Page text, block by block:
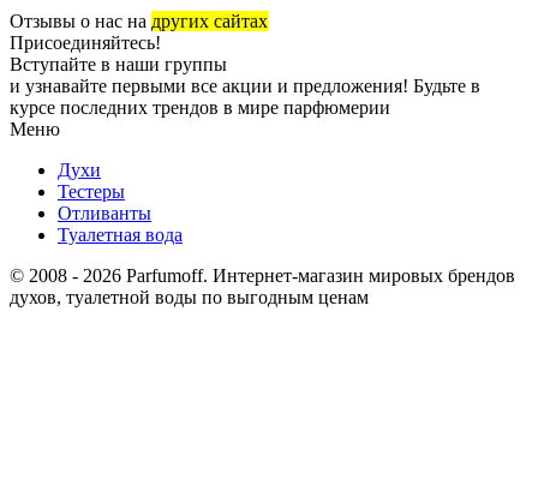
Отзывы о нас на других сайтах
Присоединяйтесь!
Вступайте в наши группы
и узнавайте первыми все акции и предложения! Будьте в
курсе последних трендов в мире парфюмерии
Меню
Духи
Тестеры
Отливанты
Туалетная вода
© 2008 - 2026 Parfumoff. Интернет-магазин мировых брендов
духов, туалетной воды по выгодным ценам